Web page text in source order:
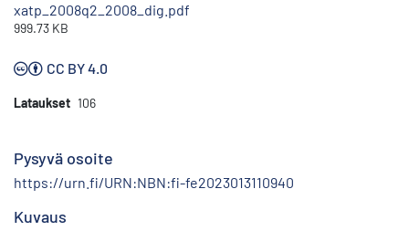
xatp_2008q2_2008_dig.pdf
999.73 KB
CC BY 4.0
Lataukset 106
Pysyvä osoite
https://urn.fi/URN:NBN:fi-fe2023013110940
Kuvaus